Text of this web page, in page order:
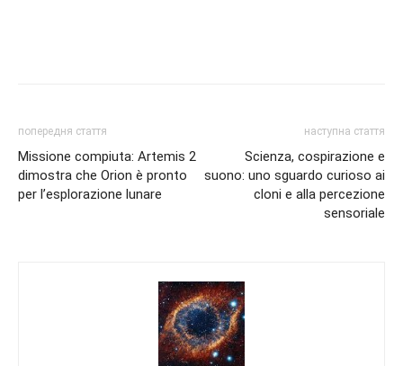
попередня стаття
Missione compiuta: Artemis 2
dimostra che Orion è pronto
per l’esplorazione lunare
наступна стаття
Scienza, cospirazione e
suono: uno sguardo curioso ai
cloni e alla percezione
sensoriale